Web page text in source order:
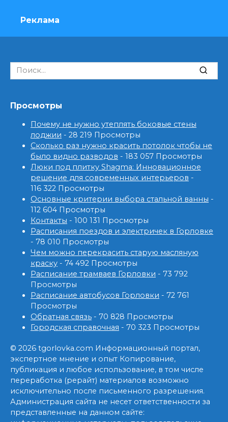
Реклама
Search
for:
Просмотры
Почему не нужно утеплять боковые стены
лоджии - 28 219 Просмотры
Сколько раз нужно красить потолок чтобы не
было видно разводов - 183 057 Просмотры
Люки под плитку Shagma: Инновационное
решение для современных интерьеров -
116 322 Просмотры
Основные критерии выбора стальной ванны -
112 604 Просмотры
Контакты - 100 131 Просмотры
Расписания поездов и электричек в Горловке
- 78 010 Просмотры
Чем можно перекрасить старую масляную
краску - 74 492 Просмотры
Расписание трамваев Горловки - 73 792
Просмотры
Расписание автобусов Горловки - 72 761
Просмотры
Обратная связь - 70 828 Просмотры
Городская справочная - 70 323 Просмотры
© 2026 tgorlovka.com Информационный портал,
экспертное мнение и опыт Копирование,
публикация и любое использование, в том числе
переработка (рерайт) материалов возможно
исключительно после письменного разрешения.
Администрация сайта не несет ответственности за
представленные на данном сайте: